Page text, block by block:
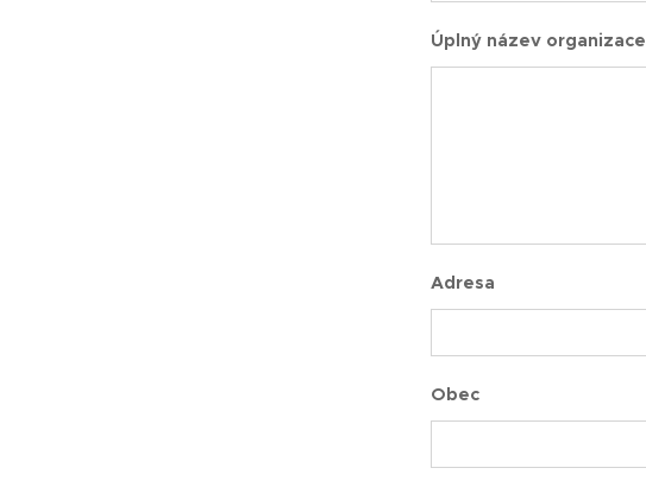
Úplný název organizace
Adresa
Obec